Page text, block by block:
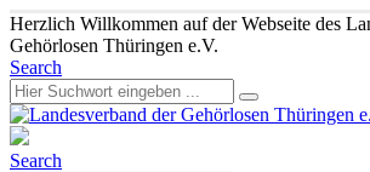
Herzlich Willkommen auf der Webseite des
Gehörlosen Thüringen e.V.
Search
Search